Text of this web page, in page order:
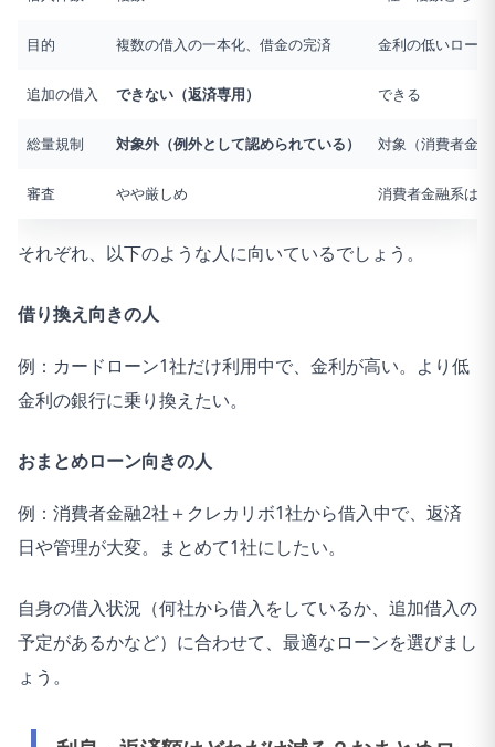
目的 複数の借入の一本化、借金の完済 金利の低いロー
追加の借入 できない（返済専用） できる
総量規制 対象外（例外として認められている） 対象（消費者金
審査 やや厳しめ 消費者金融系は
それぞれ、以下のような人に向いているでしょう。
借り換え向きの人
例：カードローン1社だけ利用中で、金利が高い。より低
金利の銀行に乗り換えたい。
おまとめローン向きの人
例：消費者金融2社＋クレカリボ1社から借入中で、返済
日や管理が大変。まとめて1社にしたい。
自身の借入状況（何社から借入をしているか、追加借入の
予定があるかなど）に合わせて、最適なローンを選びまし
ょう。